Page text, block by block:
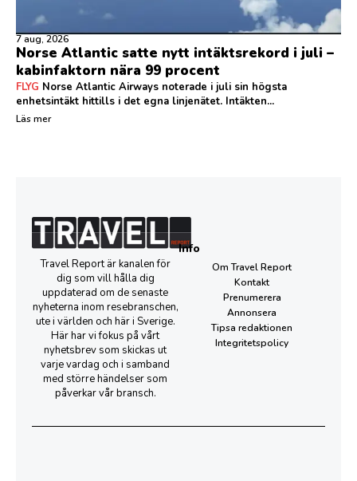
7 aug, 2026
Norse Atlantic satte nytt intäktsrekord i juli –
kabinfaktorn nära 99 procent
FLYG Norse Atlantic Airways noterade i juli sin högsta
enhetsintäkt hittills i det egna linjenätet. Intäkten...
Läs mer
Travel Report är kanalen för
dig som vill hålla dig
uppdaterad om de senaste
nyheterna inom resebranschen,
ute i världen och här i Sverige.
Här har vi fokus på vårt
nyhetsbrev som skickas ut
varje vardag och i samband
med större händelser som
påverkar vår bransch.
Info
Om Travel Report
Kontakt
Prenumerera
Annonsera
Tipsa redaktionen
Integritetspolicy